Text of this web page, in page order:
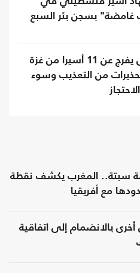
بسجن بئر السبع
الاحتلال يفرج عن 11 أسيرا من غزة
من التعذيب وسوء
سبتة.. المغرب يكشف نقطة
مع أفريقيا
بالانضمام إلى اتفاقية